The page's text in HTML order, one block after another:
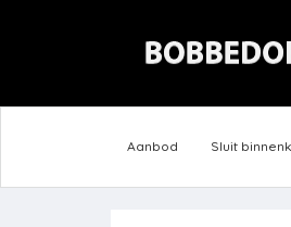
Aanbod Sluit